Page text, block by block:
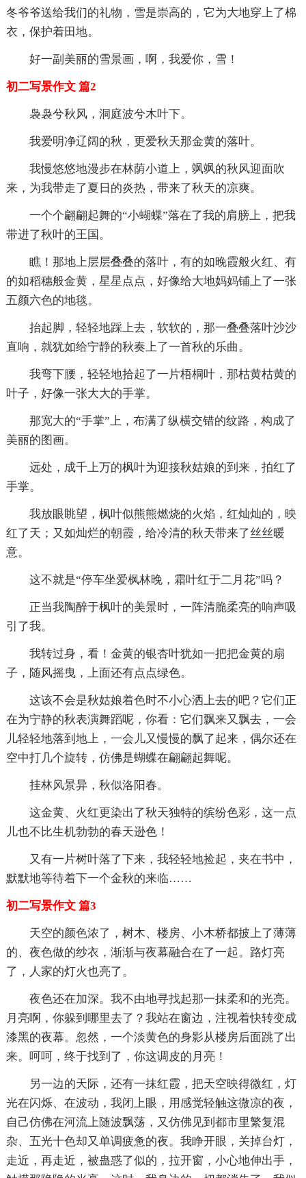
冬爷爷送给我们的礼物，雪是崇高的，它为大地穿上了棉
衣，保护着田地。
好一副美丽的雪景画，啊，我爱你，雪！
初二写景作文 篇2
袅袅兮秋风，洞庭波兮木叶下。
我爱明净辽阔的秋，更爱秋天那金黄的落叶。
我慢悠悠地漫步在林荫小道上，飒飒的秋风迎面吹
来，为我带走了夏日的炎热，带来了秋天的凉爽。
一个个翩翩起舞的“小蝴蝶”落在了我的肩膀上，把我
带进了秋叶的王国。
瞧！那地上层层叠叠的落叶，有的如晚霞般火红、有
的如稻穗般金黄，星星点点，好像给大地妈妈铺上了一张
五颜六色的地毯。
抬起脚，轻轻地踩上去，软软的，那一叠叠落叶沙沙
直响，就犹如给宁静的秋奏上了一首秋的乐曲。
我弯下腰，轻轻地拾起了一片梧桐叶，那枯黄枯黄的
叶子，好像一张大大的手掌。
那宽大的“手掌”上，布满了纵横交错的纹路，构成了
美丽的图画。
远处，成千上万的枫叶为迎接秋姑娘的到来，拍红了
手掌。
我放眼眺望，枫叶似熊熊燃烧的火焰，红灿灿的，映
红了天；又如灿烂的朝霞，给冷清的秋天带来了丝丝暖
意。
这不就是“停车坐爱枫林晚，霜叶红于二月花”吗？
正当我陶醉于枫叶的美景时，一阵清脆柔亮的响声吸
引了我。
我转过身，看！金黄的银杏叶犹如一把把金黄的扇
子，随风摇曳，上面还有点点绿色。
这该不会是秋姑娘着色时不小心洒上去的吧？它们正
在为宁静的秋表演舞蹈呢，你看：它们飘来又飘去，一会
儿轻轻地落到地上，一会儿又慢慢的飘了起来，偶尔还在
空中打几个旋转，仿佛是蝴蝶在翩翩起舞呢。
挂林风景异，秋似洛阳春。
这金黄、火红更染出了秋天独特的缤纷色彩，这一点
儿也不比生机勃勃的春天逊色！
又有一片树叶落了下来，我轻轻地捡起，夹在书中，
默默地等待着下一个金秋的来临……
初二写景作文 篇3
天空的颜色浓了，树木、楼房、小木桥都披上了薄薄
的、夜色做的纱衣，渐渐与夜幕融合在了一起。路灯亮
了，人家的灯火也亮了。
夜色还在加深。我不由地寻找起那一抹柔和的光亮。
月亮啊，你躲到哪里去了？我站在窗边，注视着快转变成
漆黑的夜幕。忽然，一个淡黄色的身影从楼房后面跳了出
来。呵呵，终于找到了，你这调皮的月亮！
另一边的天际，还有一抹红霞，把天空映得微红，灯
光在闪烁、在波动，我闭上眼，用感觉轻触这微凉的夜，
自己仿佛在河流上随波飘荡，又仿佛见到都市里繁复混
杂、五光十色却又单调疲惫的夜。我睁开眼，关掉台灯，
走近，再走近，被蛊惑了似的，拉开窗，小心地伸出手，